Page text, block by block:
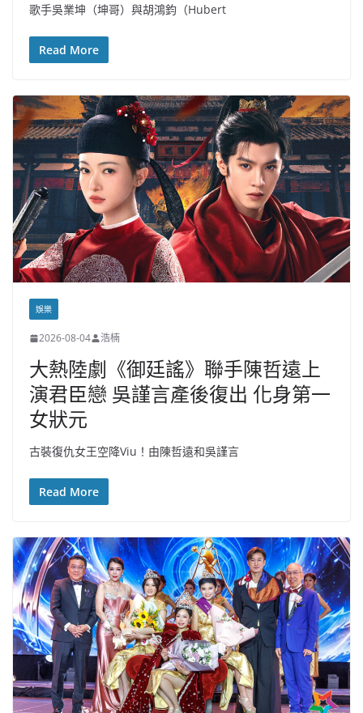
歌手吳業坤（坤哥）與胡鴻鈞（Hubert
Read More
娛樂
2026-08-04 浩楠
大熱陸劇《御廷謠》聯手陳哲遠上
演君臣戀 吳謹言產後復出 化身第一
女狀元
古裝復仇女王空降Viu！由陳哲遠和吳謹言
Read More